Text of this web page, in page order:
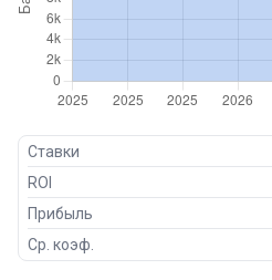
Ставки
ROI
Прибыль
Ср. коэф.